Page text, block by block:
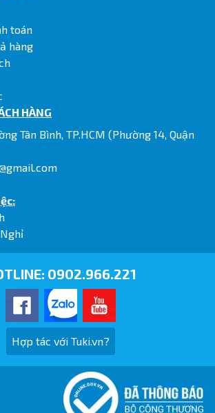
toán
hàng
HÀNG
Tân Bình, TP.HCM (Phường 14, Quận
0902.966.221
Hợp tác với Tuki.vn?